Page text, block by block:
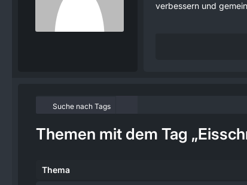
verbessern und
Suche nach Tags
Themen mit dem Tag
Thema